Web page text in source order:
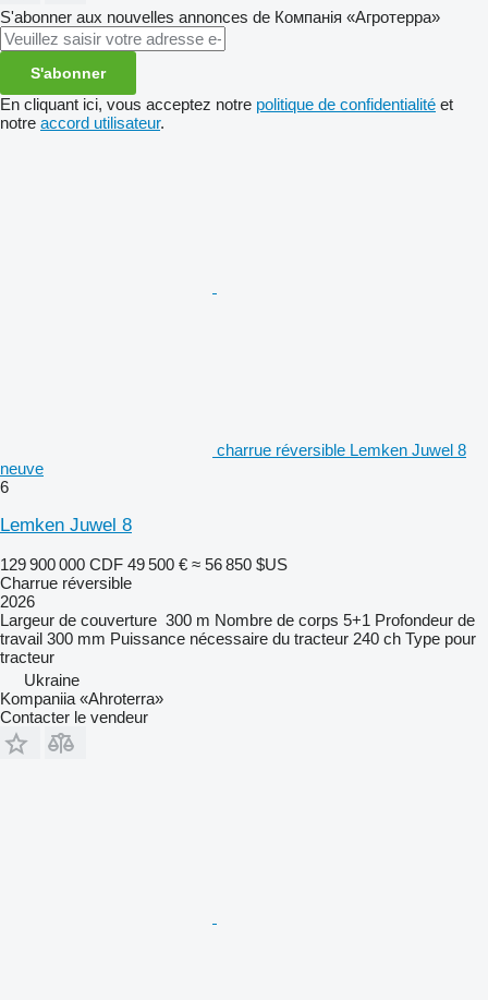
S'abonner aux nouvelles annonces de Компанія «Агротерра»
S'abonner
En cliquant ici, vous acceptez notre politique de confidentialité et
notre accord utilisateur.
charrue réversible Lemken Juwel 8
neuve
6
Lemken Juwel 8
129 900 000 CDF 49 500 € ≈ 56 850 $US
Charrue réversible
2026
Largeur de couverture 300 m Nombre de corps 5+1 Profondeur de
travail 300 mm Puissance nécessaire du tracteur 240 ch Type pour
tracteur
Ukraine
Kompaniia «Ahroterra»
Contacter le vendeur